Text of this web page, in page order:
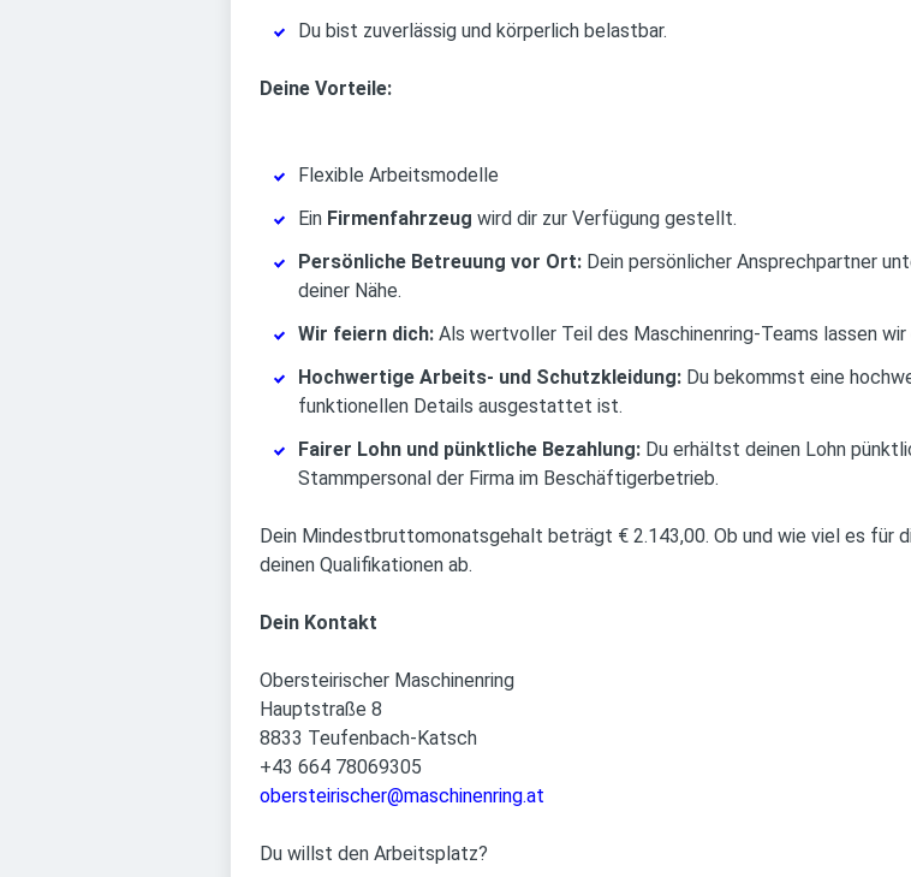
Du bist zuverlässig und körperlich belastbar.
Deine Vorteile:
Flexible Arbeitsmodelle
Ein Firmenfahrzeug wird dir zur Verfügung gestellt.
Persönliche Betreuung vor Ort: Dein persönlicher Ansprechpartner
deiner Nähe.
Wir feiern dich: Als wertvoller Teil des Maschinenring-Teams lassen wir
Hochwertige Arbeits- und Schutzkleidung: Du bekommst eine
funktionellen Details ausgestattet ist.
Fairer Lohn und pünktliche Bezahlung: Du erhältst deinen Lohn
Stammpersonal der Firma im Beschäftigerbetrieb.
Dein Mindestbruttomonatsgehalt beträgt € 2.143,00. Ob und wie viel es für
deinen Qualifikationen ab.
Dein Kontakt
Obersteirischer Maschinenring
Hauptstraße 8
8833 Teufenbach-Katsch
+43 664 78069305
obersteirischer@maschinenring.at
Du willst den Arbeitsplatz?